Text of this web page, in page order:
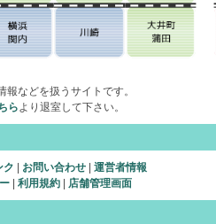
報などを扱うサイトです。
らより退室して下さい。
ク お問い合わせ| 運営者情報
利用規約 店舗管理画面